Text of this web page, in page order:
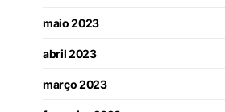
maio 2023
abril 2023
março 2023